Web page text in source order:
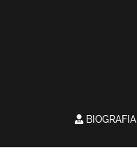
BIOGRAFIA